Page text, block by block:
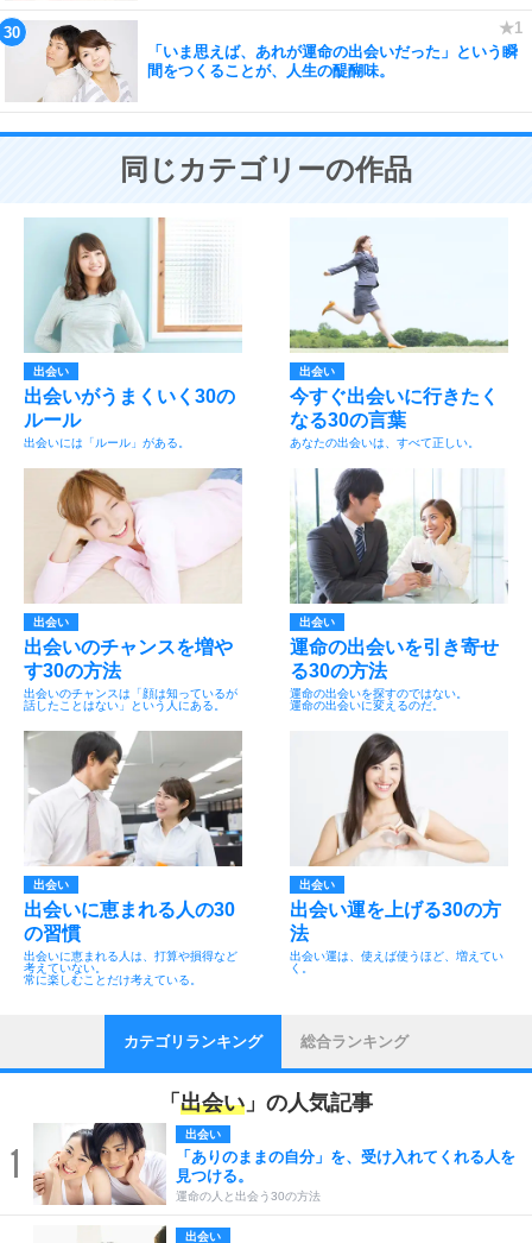
「いま思えば、あれが運命の出会いだった」という瞬
間をつくることが、人生の醍醐味。
同じカテゴリーの作品
出会い
出会いがうまくいく30の
ルール
出会いには「ルール」がある。
出会い
今すぐ出会いに行きたく
なる30の言葉
あなたの出会いは、すべて正しい。
出会い
出会いのチャンスを増や
す30の方法
出会いのチャンスは「顔は知っているが
話したことはない」という人にある。
出会い
運命の出会いを引き寄せ
る30の方法
運命の出会いを探すのではない。
運命の出会いに変えるのだ。
出会い
出会いに恵まれる人の30
の習慣
出会いに恵まれる人は、打算や損得など
考えていない。
常に楽しむことだけ考えている。
出会い
出会い運を上げる30の方
法
出会い運は、使えば使うほど、増えてい
く。
カテゴリランキング 総合ランキング
「 出会い 」の人気記事
1
出会い
「ありのままの自分」を、受け入れてくれる人を
見つける。
運命の人と出会う30の方法
出会い